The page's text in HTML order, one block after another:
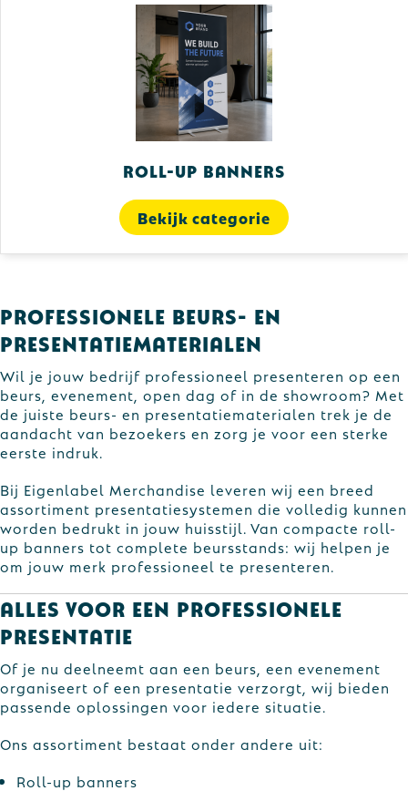
Roll-up banners
Bekijk categorie
Professionele beurs- en
presentatiematerialen
Wil je jouw bedrijf professioneel presenteren op een
beurs, evenement, open dag of in de showroom? Met
de juiste beurs- en presentatiematerialen trek je de
aandacht van bezoekers en zorg je voor een sterke
eerste indruk.
Bij Eigenlabel Merchandise leveren wij een breed
assortiment presentatiesystemen die volledig kunnen
worden bedrukt in jouw huisstijl. Van compacte roll-
up banners tot complete beursstands: wij helpen je
om jouw merk professioneel te presenteren.
Alles voor een professionele
presentatie
Of je nu deelneemt aan een beurs, een evenement
organiseert of een presentatie verzorgt, wij bieden
passende oplossingen voor iedere situatie.
Ons assortiment bestaat onder andere uit:
Roll-up banners